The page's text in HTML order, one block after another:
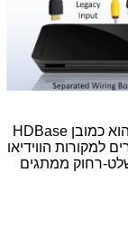
כמובן HDBase
למקורות הווידיאו
רחוק ממתגים